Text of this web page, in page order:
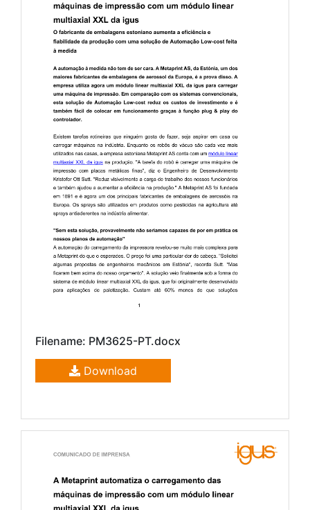
Filename: PM3625-PT.docx
Download